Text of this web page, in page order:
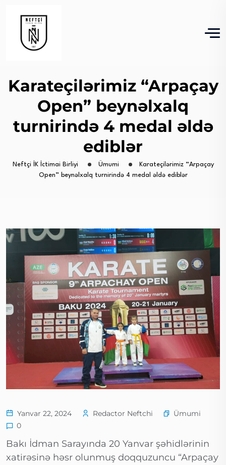
Karateçilərimiz “Arpaçay
Open” beynəlxalq
turnirində 4 medal əldə
ediblər
Neftçi İK İctimai Birliyi Ümumi
Karateçilərimiz “Arpaçay
Open” beynəlxalq turnirində 4 medal əldə ediblər
Yanvar 22, 2024 Redactor Neftchi
Ümumi
0
Bakı İdman Sarayında 20 Yanvar şəhidlərinin
xatirəsinə həsr olunmuş doqquzuncu “Arpaçay